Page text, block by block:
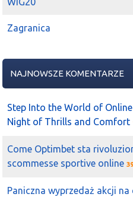
Zagranica
NAJNOWSZE KOMENTARZE
Step Into the World of
Night of Thrills and Comfort
Come Optimbet sta
scommesse sportive online
Paniczna wyprzedaż akcji na